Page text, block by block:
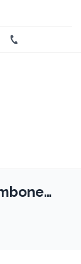
Youtube